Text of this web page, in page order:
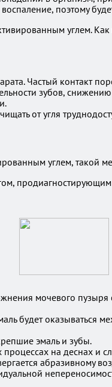
поэтому
Частый контакт
зубов,
от угля
углем, такой
мочевого пузыря
будет оказываться
эмаль и зубы.
на деснах и
абразивному